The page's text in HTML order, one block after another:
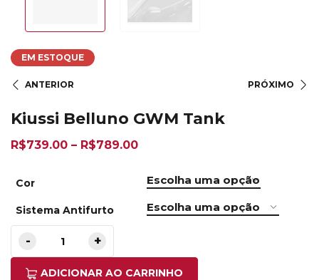
EM ESTOQUE
ANTERIOR PRÓXIMO
Kiussi Belluno GWM Tank
R$739.00 – R$789.00
Cor
Sistema Antifurto
ADICIONAR AO CARRINHO